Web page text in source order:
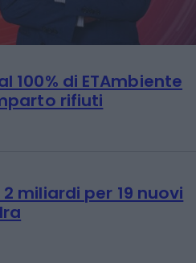
100% di ETAmbiente
rifiuti
miliardi per 19 nuovi